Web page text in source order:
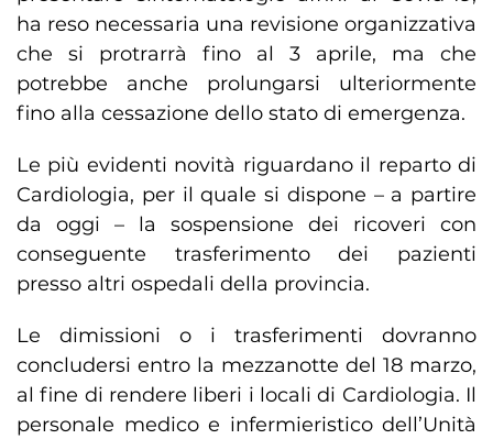
ha reso necessaria una revisione organizzativa
che si protrarrà fino al 3 aprile, ma che
potrebbe anche prolungarsi ulteriormente
fino alla cessazione dello stato di emergenza.
Le più evidenti novità riguardano il reparto di
Cardiologia, per il quale si dispone – a partire
da oggi – la sospensione dei ricoveri con
conseguente trasferimento dei pazienti
presso altri ospedali della provincia.
Le dimissioni o i trasferimenti dovranno
concludersi entro la mezzanotte del 18 marzo,
al fine di rendere liberi i locali di Cardiologia. Il
personale medico e infermieristico dell’Unità